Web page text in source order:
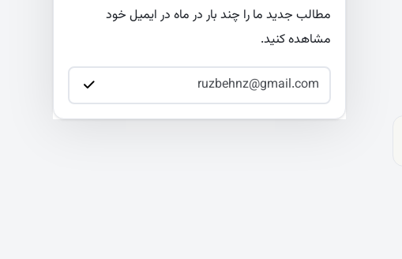
مطالب جدید ما را چند بار در ماه در ایمیل خود
مشاهده کنید.